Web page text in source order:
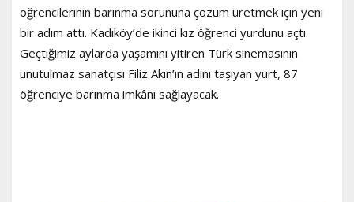
öğrencilerinin barınma sorununa çözüm üretmek için yeni
bir adım attı. Kadıköy’de ikinci kız öğrenci yurdunu açtı.
Geçtiğimiz aylarda yaşamını yitiren Türk sinemasının
unutulmaz sanatçısı Filiz Akın’ın adını taşıyan yurt, 87
öğrenciye barınma imkânı sağlayacak.